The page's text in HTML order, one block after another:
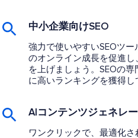
中小企業向けSEO
強力で使いやすいSEOツー
のオンライン成長を促進し
を上げましょう。SEOの専
に高いランキングを獲得し
AIコンテンツジェネレ
ワンクリックで、最適化さ